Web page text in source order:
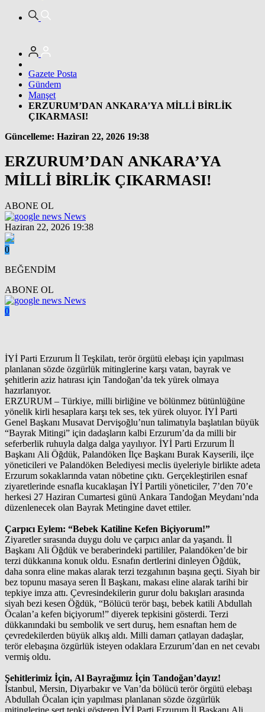
Gazete Posta
Gündem
Manşet
ERZURUM’DAN ANKARA’YA MİLLİ BİRLİK
ÇIKARMASI!
Güncelleme: Haziran 22, 2026 19:38
ERZURUM’DAN ANKARA’YA
MİLLİ BİRLİK ÇIKARMASI!
ABONE OL
News
Haziran 22, 2026 19:38
0
BEĞENDİM
ABONE OL
News
0
İYİ Parti Erzurum İl Teşkilatı, terör örgütü elebaşı için yapılması
planlanan sözde özgürlük mitinglerine karşı vatan, bayrak ve
şehitlerin aziz hatırası için Tandoğan’da tek yürek olmaya
hazırlanıyor.
ERZURUM – Türkiye, milli birliğine ve bölünmez bütünlüğüne
yönelik kirli hesaplara karşı tek ses, tek yürek oluyor. İYİ Parti
Genel Başkanı Musavat Dervişoğlu’nun talimatıyla başlatılan büyük
“Bayrak Mitingi” için dadaşların kalbi Erzurum’da da milli bir
seferberlik ruhuyla dalga dalga yayılıyor. İYİ Parti Erzurum İl
Başkanı Ali Öğdük, Palandöken İlçe Başkanı Burak Kayserili, ilçe
yöneticileri ve Palandöken Belediyesi meclis üyeleriyle birlikte adeta
Erzurum sokaklarında vatan nöbetine çıktı. Gerçekleştirilen esnaf
ziyaretlerinde esnafla kucaklaşan İYİ Partili yöneticiler, 7’den 70’e
herkesi 27 Haziran Cumartesi günü Ankara Tandoğan Meydanı’nda
düzenlenecek olan Bayrak Metingine davet ettiler.
Çarpıcı Eylem: “Bebek Katiline Kefen Biçiyorum!”
Ziyaretler sırasında duygu dolu ve çarpıcı anlar da yaşandı. İl
Başkanı Ali Öğdük ve beraberindeki partililer, Palandöken’de bir
terzi dükkanına konuk oldu. Esnafın dertlerini dinleyen Öğdük,
daha sonra eline makas alarak terzi tezgahının başına geçti. Siyah bir
bez topunu masaya seren İl Başkanı, makası eline alarak tarihi bir
tepkiye imza attı. Çevresindekilerin gurur dolu bakışları arasında
siyah bezi kesen Öğdük, “Bölücü terör başı, bebek katili Abdullah
Öcalan’a kefen biçiyorum!” diyerek tepkisini gösterdi. Terzi
dükkanındaki bu sembolik ve sert duruş, hem esnaftan hem de
çevredekilerden büyük alkış aldı. Milli damarı çatlayan dadaşlar,
terör elebaşına özgürlük isteyen odaklara Erzurum’dan en net cevabı
vermiş oldu.
Şehitlerimiz İçin, Al Bayrağımız İçin Tandoğan’dayız!
İstanbul, Mersin, Diyarbakır ve Van’da bölücü terör örgütü elebaşı
Abdullah Öcalan için yapılması planlanan sözde özgürlük
mitinglerine sert tepki gösteren İYİ Parti Erzurum İl Başkanı Ali